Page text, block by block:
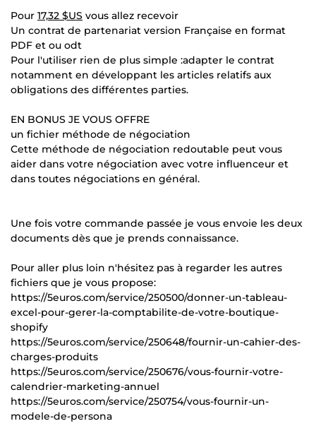
Pour 17,32 $US vous allez recevoir
Un contrat de partenariat version Française en format
PDF et ou odt
Pour l'utiliser rien de plus simple :adapter le contrat
notamment en développant les articles relatifs aux
obligations des différentes parties.
EN BONUS JE VOUS OFFRE
un fichier méthode de négociation
Cette méthode de négociation redoutable peut vous
aider dans votre négociation avec votre influenceur et
dans toutes négociations en général.
Une fois votre commande passée je vous envoie les deux
documents dès que je prends connaissance.
Pour aller plus loin n'hésitez pas à regarder les autres
fichiers que je vous propose:
https://5euros.com/service/250500/donner-un-tableau-
excel-pour-gerer-la-comptabilite-de-votre-boutique-
shopify
https://5euros.com/service/250648/fournir-un-cahier-des-
charges-produits
https://5euros.com/service/250676/vous-fournir-votre-
calendrier-marketing-annuel
https://5euros.com/service/250754/vous-fournir-un-
modele-de-persona